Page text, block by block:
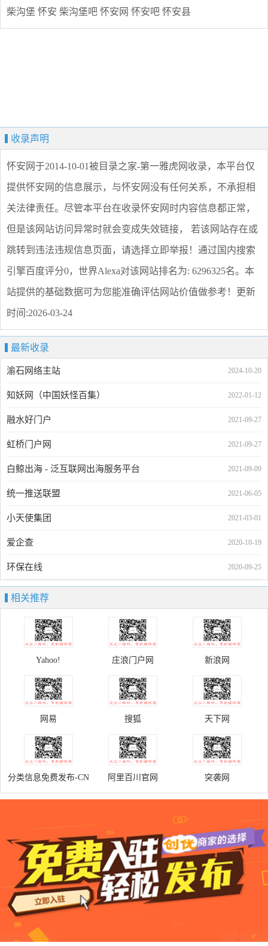
柴沟堡 怀安 柴沟堡吧 怀安网 怀安吧 怀安县
收录声明
怀安网 于2014-10-01被目录之家-第一雅虎网收录，本平台仅
提供怀安网 的信息展示，与怀安网没有任何关系，不承担相
关法律责任。尽管本平台在收录怀安网 时内容信息都正常，
但是该网站访问异常时就会变成失效链接， 若该网站存在或
跳转到违法违规信息页面，请选择立即举报 ！通过国内搜索
引擎百度评分0，世界Alexa对该网站排名为: 6296325名。本
站提供的基础数据可为您能准确评估网站价值做参考！ 更新
时间:2026-03-24
最新收录
2024-10-20
渝石网络主站
2022-01-12
知妖网（中国妖怪百集）
2021-09-27
融水好门户
2021-09-27
虹桥门户网
2021-09-09
白鲸出海 - 泛互联网出海服务平台
2021-06-05
统一推送联盟
2021-03-01
小天使集团
2020-10-19
爱企查
2020-09-25
环保在线
相关推荐
Yahoo! 庄浪门户网 新浪网
网易 搜狐 天下网
分类信息免费发布-CN 阿里百川官网 突袭网